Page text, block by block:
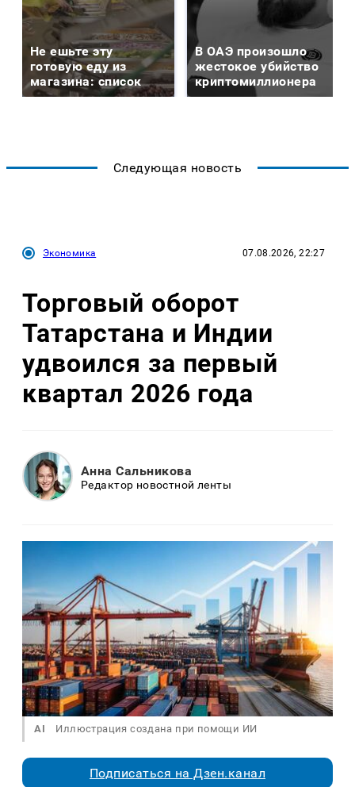
Не ешьте эту
готовую еду из
магазина: список
В ОАЭ произошло
жестокое убийство
криптомиллионера
Следующая новость
Экономика 07.08.2026, 22:27
Торговый оборот
Татарстана и Индии
удвоился за первый
квартал 2026 года
Анна Сальникова
Редактор новостной ленты
AI Иллюстрация создана при помощи ИИ
Подписаться на Дзен.канал